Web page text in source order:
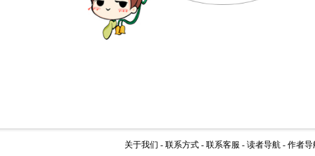
关于我们 - 联系方式 - 联系客服 - 读者导航 - 作者导